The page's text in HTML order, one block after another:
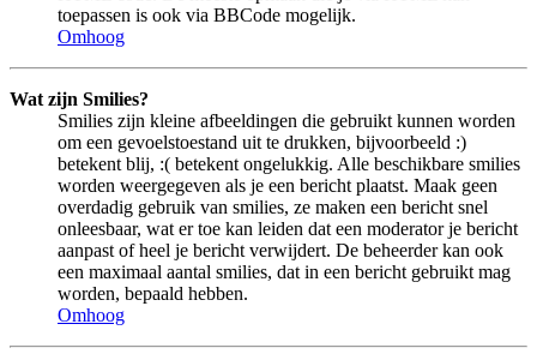
toepassen is ook via BBCode mogelijk.
Omhoog
Wat zijn Smilies?
Smilies zijn kleine afbeeldingen die gebruikt kunnen worden
om een gevoelstoestand uit te drukken, bijvoorbeeld :)
betekent blij, :( betekent ongelukkig. Alle beschikbare smilies
worden weergegeven als je een bericht plaatst. Maak geen
overdadig gebruik van smilies, ze maken een bericht snel
onleesbaar, wat er toe kan leiden dat een moderator je bericht
aanpast of heel je bericht verwijdert. De beheerder kan ook
een maximaal aantal smilies, dat in een bericht gebruikt mag
worden, bepaald hebben.
Omhoog